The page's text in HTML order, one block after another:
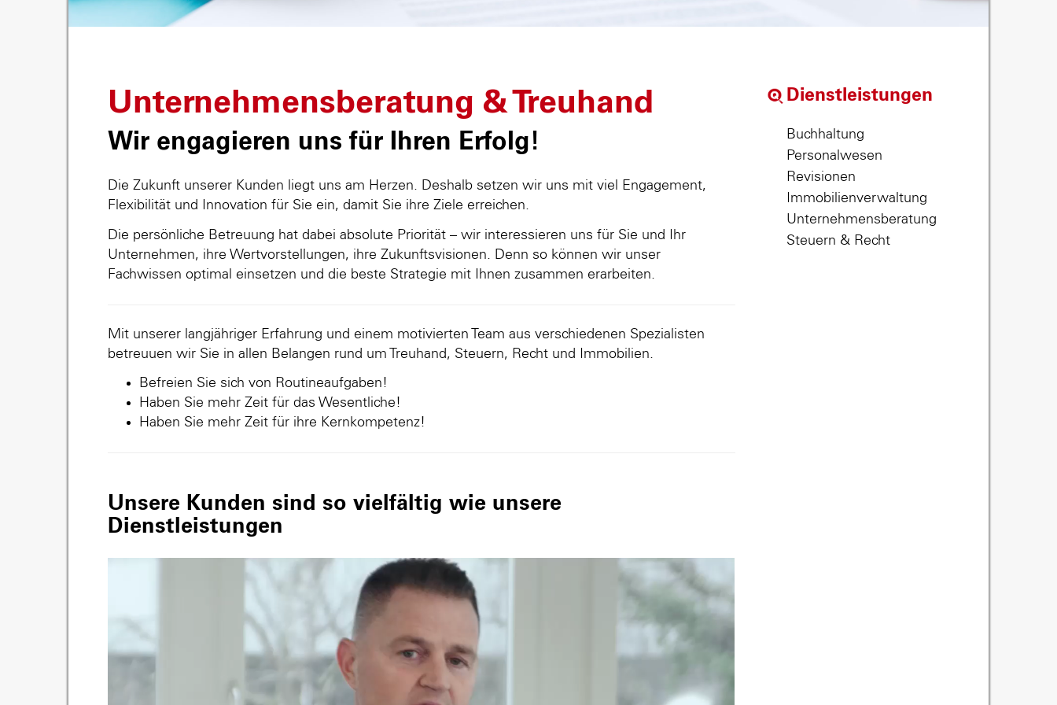
Unternehmensberatung & Treuhand
Wir engagieren uns für Ihren Erfolg!
Die Zukunft unserer Kunden liegt uns am Herzen. Deshalb setzen wir uns mit viel Engagement,
Flexibilität und Innovation für Sie ein, damit Sie ihre Ziele erreichen.
Die persönliche Betreuung hat dabei absolute Priorität – wir interessieren uns für Sie und Ihr
Unternehmen, ihre Wertvorstellungen, ihre Zukunftsvisionen. Denn so können wir unser
Fachwissen optimal einsetzen und die beste Strategie mit Ihnen zusammen erarbeiten.
Mit unserer langjähriger Erfahrung und einem motivierten Team aus verschiedenen Spezialisten
betreuuen wir Sie in allen Belangen rund um Treuhand, Steuern, Recht und Immobilien.
Befreien Sie sich von Routineaufgaben!
Haben Sie mehr Zeit für das Wesentliche!
Haben Sie mehr Zeit für ihre Kernkompetenz!
Unsere Kunden sind so vielfältig wie unsere
Dienstleistungen
Dienstleistungen
Buchhaltung
Personalwesen
Revisionen
Immobilienverwaltung
Unternehmensberatung
Steuern & Recht